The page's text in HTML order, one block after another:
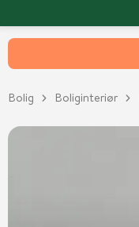
Bolig Boliginteriør